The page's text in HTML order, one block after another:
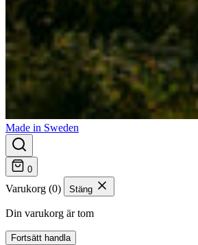
Made in Sweden
0
Varukorg (0) Stäng
Din varukorg är tom
Fortsätt handla